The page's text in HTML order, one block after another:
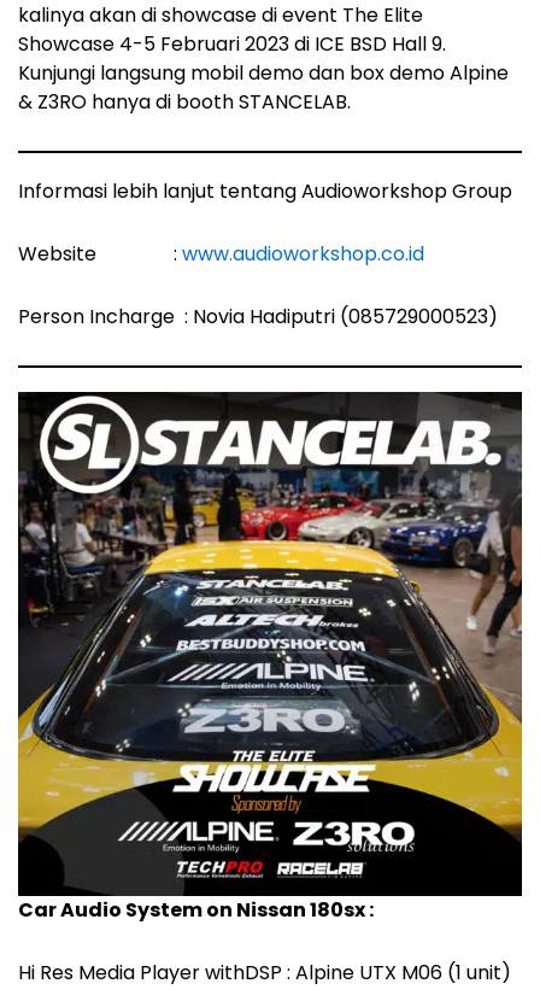
kalinya akan di showcase di event The Elite
Showcase 4-5 Februari 2023 di ICE BSD Hall 9.
Kunjungi langsung mobil demo dan box demo Alpine
& Z3RO hanya di booth STANCELAB.
Informasi lebih lanjut tentang Audioworkshop Group
Website : www.audioworkshop.co.id
Person Incharge : Novia Hadiputri (085729000523)
Car Audio System on Nissan 180sx :
Hi Res Media Player withDSP : Alpine UTX M06 (1 unit)